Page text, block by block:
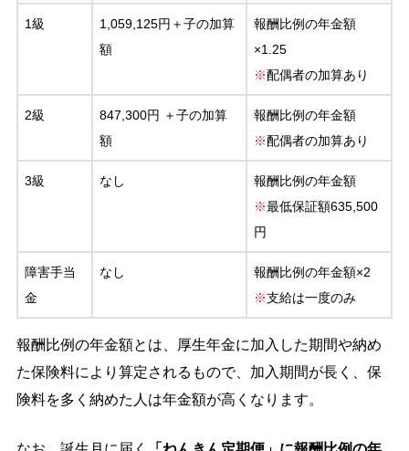
1級
1,059,125円＋子の加算
額
報酬比例の年金額
×1.25
※配偶者の加算あり
2級
847,300円 ＋子の加算
額
報酬比例の年金額
※配偶者の加算あり
3級 なし
報酬比例の年金額
※最低保証額635,500
円
障害手当
金
なし
報酬比例の年金額×2
※支給は一度のみ
報酬比例の年金額とは、厚生年金に加入した期間や納め
た保険料により算定されるもので、加入期間が長く、保
険料を多く納めた人は年金額が高くなります。